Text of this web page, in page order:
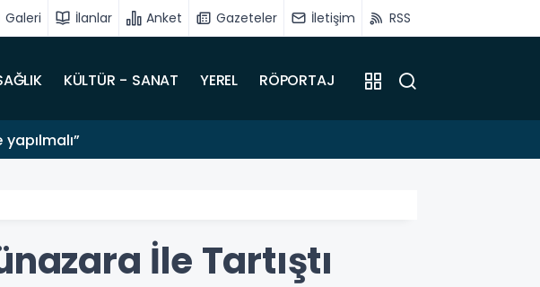
Galeri İlanlar Anket Gazeteler İletişim RSS
KÜLTÜR - SANAT YEREL RÖPORTAJ
İle Tartıştı